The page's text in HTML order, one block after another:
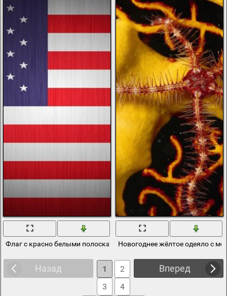
Флаг с красно белыми полосками, звездочками и синим
Новогоднее жёлтое одеяло с
Назад Вперед
1
2
3
4